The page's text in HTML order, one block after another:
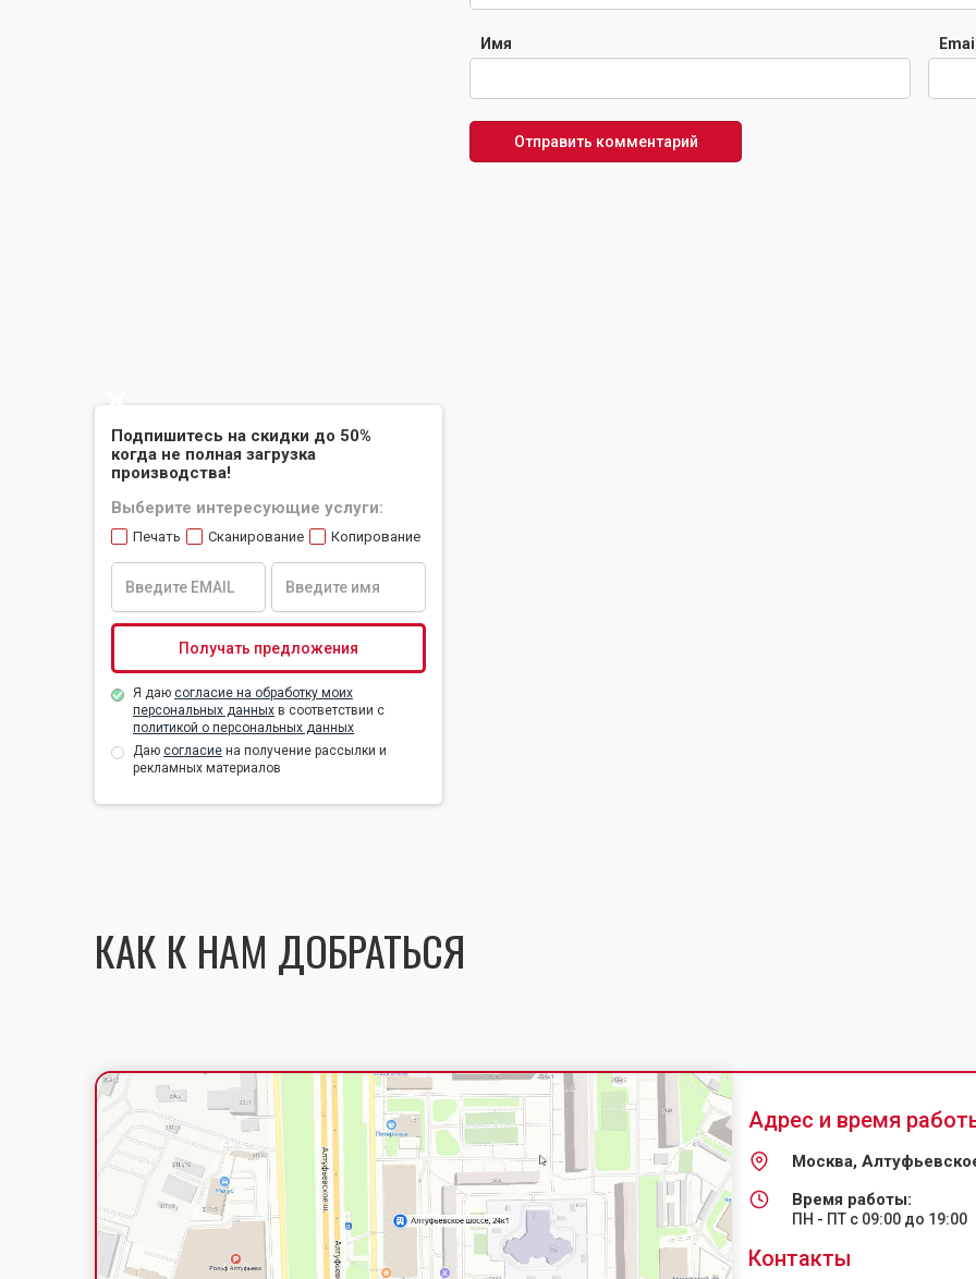
Подпишитесь на скидки до 50%
когда не полная загрузка
производства!
Выберите интересующие услуги:
Печать Сканирование Копирование
Я даю согласие на обработку моих
персональных данных в соответствии с
политикой о персональных данных
Даю согласие на получение рассылки и
рекламных материалов
Имя Email
КАК К НАМ ДОБРАТЬСЯ
Адрес и время
Москва,
Время работы:
ПН - ПТ с 09:00 до 19:00
Контакты